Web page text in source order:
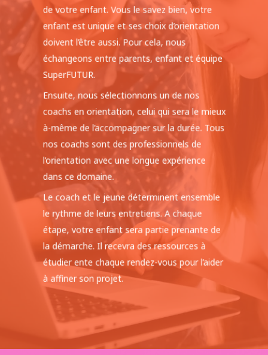
de votre enfant. Vous le savez bien, votre
enfant est unique et ses choix d’orientation
doivent l’être aussi. Pour cela, nous
échangeons entre parents, enfant et équipe
SuperFUTUR.
Ensuite, nous sélectionnons un de nos
coachs en orientation, celui qui sera le mieux
à-même de l’accompagner sur la durée. Tous
nos coachs sont des professionnels de
l’orientation avec une longue expérience
dans ce domaine.
Le coach et le jeune déterminent ensemble
le rythme de leurs entretiens. A chaque
étape, votre enfant sera partie prenante de
la démarche. Il recevra des ressources à
étudier ente chaque rendez-vous pour l’aider
à affiner son projet.